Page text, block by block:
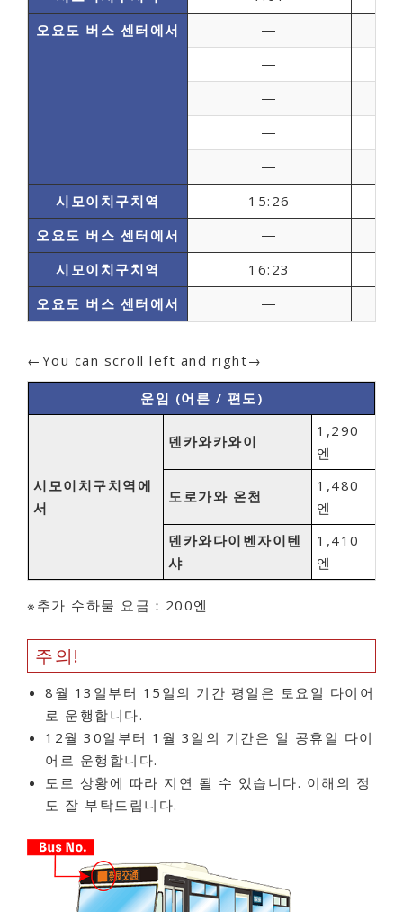
오요도 버스 센터에서
―
―
―
―
―
시모이치구치역
15:26
오요도 버스 센터에서
―
시모이치구치역
16:23
오요도 버스 센터에서
―
←You can scroll left and right→
운임 (어른 / 편도)
시모이치구치역에
서
덴카와카와이
1,290
엔
도로가와 온천
1,480
엔
덴카와다이벤자이텐
샤
1,410
엔
※추가 수하물 요금：200엔
주의!
8월 13일부터 15일의 기간 평일은 토요일 다이어
로 운행합니다.
12월 30일부터 1월 3일의 기간은 일 공휴일 다이
어로 운행합니다.
도로 상황에 따라 지연 될 수 있습니다. 이해의 정
도 잘 부탁드립니다.